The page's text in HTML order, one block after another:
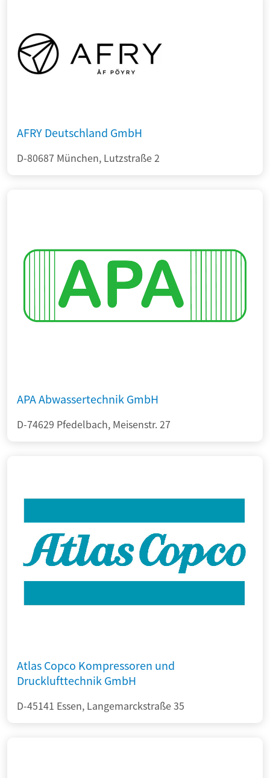
AFRY Deutschland GmbH
D-80687 München, Lutzstraße 2
APA Abwassertechnik GmbH
D-74629 Pfedelbach, Meisenstr. 27
Atlas Copco Kompressoren und
Drucklufttechnik GmbH
D-45141 Essen, Langemarckstraße 35